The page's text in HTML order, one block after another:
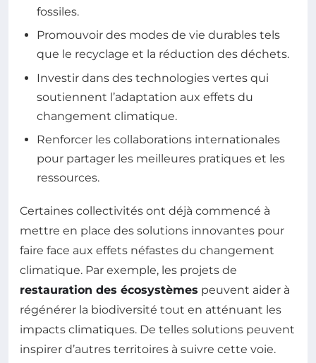
fossiles.
Promouvoir des modes de vie durables tels
que le recyclage et la réduction des déchets.
Investir dans des technologies vertes qui
soutiennent l’adaptation aux effets du
changement climatique.
Renforcer les collaborations internationales
pour partager les meilleures pratiques et les
ressources.
Certaines collectivités ont déjà commencé à
mettre en place des solutions innovantes pour
faire face aux effets néfastes du changement
climatique. Par exemple, les projets de
restauration des écosystèmes peuvent aider à
régénérer la biodiversité tout en atténuant les
impacts climatiques. De telles solutions peuvent
inspirer d’autres territoires à suivre cette voie.